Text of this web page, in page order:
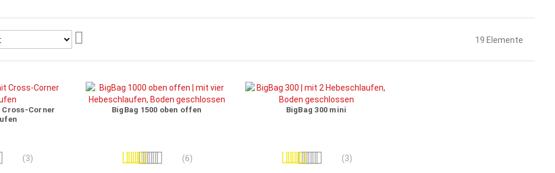
19 Elemente
Cross-Corner
(3)
BigBag 1500 oben offen
Bewertung: (6)
BigBag 300 mini
Bewertung: (3)